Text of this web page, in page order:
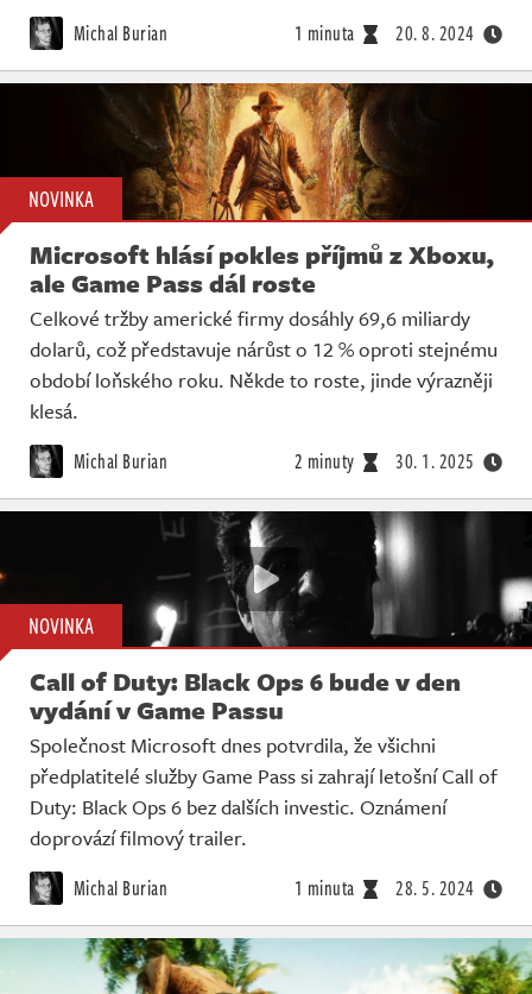
Michal Burian 1 minuta 20. 8. 2024
NOVINKA
Microsoft hlásí pokles příjmů z Xboxu,
ale Game Pass dál roste
Celkové tržby americké firmy dosáhly 69,6 miliardy
dolarů, což představuje nárůst o 12 % oproti stejnému
období loňského roku. Někde to roste, jinde výrazněji
klesá.
Michal Burian 2 minuty 30. 1. 2025
NOVINKA
Call of Duty: Black Ops 6 bude v den
vydání v Game Passu
Společnost Microsoft dnes potvrdila, že všichni
předplatitelé služby Game Pass si zahrají letošní Call of
Duty: Black Ops 6 bez dalších investic. Oznámení
doprovází filmový trailer.
Michal Burian 1 minuta 28. 5. 2024